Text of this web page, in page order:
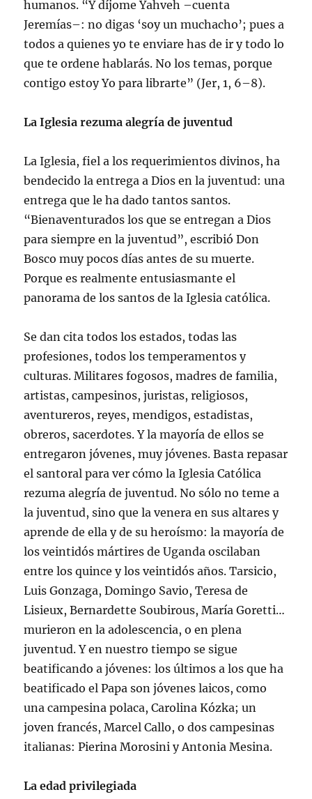
humanos. “Y díjome Yahveh –cuenta
Jeremías–: no digas ‘soy un muchacho’; pues a
todos a quienes yo te enviare has de ir y todo lo
que te ordene hablarás. No los temas, porque
contigo estoy Yo para librarte” (Jer, 1, 6–8).
La Iglesia rezuma alegría de juventud
La Iglesia, fiel a los requerimientos divinos, ha
bendecido la entrega a Dios en la juventud: una
entrega que le ha dado tantos santos.
“Bienaventurados los que se entregan a Dios
para siempre en la juventud”, escribió Don
Bosco muy pocos días antes de su muerte.
Porque es realmente entusiasmante el
panorama de los santos de la Iglesia católica.
Se dan cita todos los estados, todas las
profesiones, todos los temperamentos y
culturas. Militares fogosos, madres de familia,
artistas, campesinos, juristas, religiosos,
aventureros, reyes, mendigos, estadistas,
obreros, sacerdotes. Y la mayoría de ellos se
entregaron jóvenes, muy jóvenes. Basta repasar
el santoral para ver cómo la Iglesia Católica
rezuma alegría de juventud. No sólo no teme a
la juventud, sino que la venera en sus altares y
aprende de ella y de su heroísmo: la mayoría de
los veintidós mártires de Uganda oscilaban
entre los quince y los veintidós años. Tarsicio,
Luis Gonzaga, Domingo Savio, Teresa de
Lisieux, Bernardette Soubirous, María Goretti…
murieron en la adolescencia, o en plena
juventud. Y en nuestro tiempo se sigue
beatificando a jóvenes: los últimos a los que ha
beatificado el Papa son jóvenes laicos, como
una campesina polaca, Carolina Kózka; un
joven francés, Marcel Callo, o dos campesinas
italianas: Pierina Morosini y Antonia Mesina.
La edad privilegiada